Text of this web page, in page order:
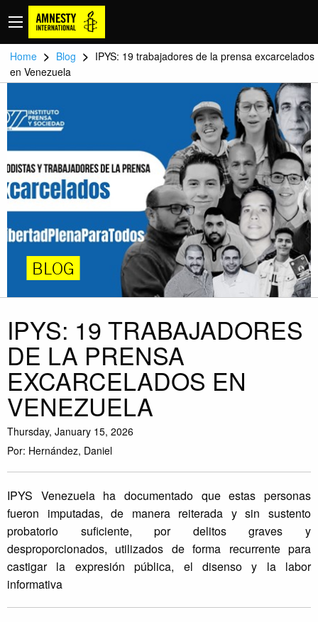
Home > Blog > IPYS: 19 trabajadores de la prensa excarcelados
en Venezuela
BLOG
IPYS: 19 TRABAJADORES
DE LA PRENSA
EXCARCELADOS EN
VENEZUELA
Thursday, January 15, 2026
Por: Hernández, Daniel
IPYS Venezuela ha documentado que estas personas
fueron imputadas, de manera reiterada y sin sustento
probatorio suficiente, por delitos graves y
desproporcionados, utilizados de forma recurrente para
castigar la expresión pública, el disenso y la labor
informativa